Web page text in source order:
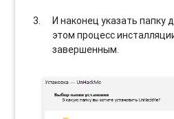
И наконец указать папку
этом процесс
завершенным.